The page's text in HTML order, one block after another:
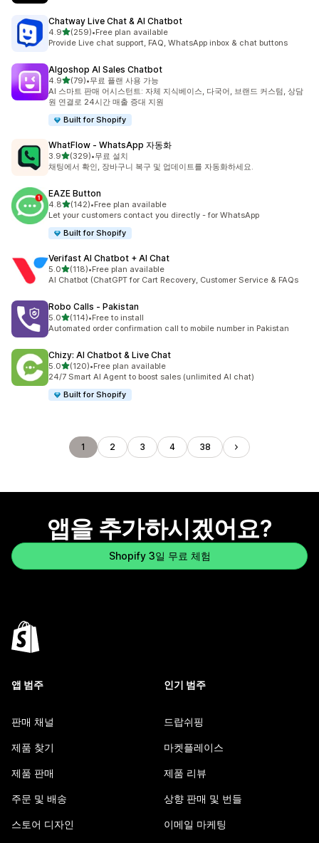
Chatway Live Chat & AI Chatbot
4.9별 5개 중
(259)
총 리뷰 259개
•Free plan available
Provide Live chat support, FAQ, WhatsApp inbox & chat buttons
Algoshop AI Sales Chatbot
4.9별 5개 중
(79)
총 리뷰 79개
•무료 플랜 사용 가능
AI 스마트 판매 어시스턴트: 자체 지식베이스, 다국어, 브랜드 커스텀, 상담
원 연결로 24시간 매출 증대 지원
Built for Shopify
WhatFlow ‑ WhatsApp 자동화
3.9별 5개 중
(329)
총 리뷰 329개
•무료 설치
채팅에서 확인, 장바구니 복구 및 업데이트를 자동화하세요.
EAZE Button
4.8별 5개 중
(142)
총 리뷰 142개
•Free plan available
Let your customers contact you directly - for WhatsApp
Built for Shopify
Verifast AI Chatbot + AI Chat
5.0별 5개 중
(118)
총 리뷰 118개
•Free plan available
AI Chatbot (ChatGPT for Cart Recovery, Customer Service & FAQs
Robo Calls ‑ Pakistan
5.0별 5개 중
(114)
총 리뷰 114개
•Free to install
Automated order confirmation call to mobile number in Pakistan
Chizy: AI Chatbot & Live Chat
5.0별 5개 중
(120)
총 리뷰 120개
•Free plan available
24/7 Smart AI Agent to boost sales (unlimited AI chat)
Built for Shopify
1 2 3 4 38
앱을 추가하시겠어요?
Shopify 3일 무료 체험
앱 범주
판매 채널
제품 찾기
제품 판매
주문 및 배송
스토어 디자인
인기 범주
드랍쉬핑
마켓플레이스
제품 리뷰
상향 판매 및 번들
이메일 마케팅